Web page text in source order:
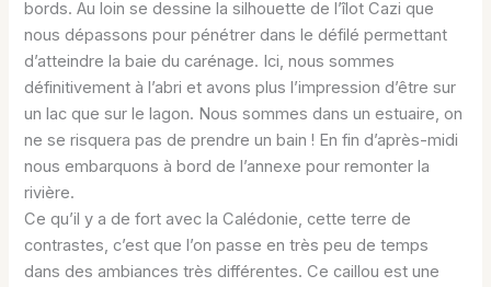
bords. Au loin se dessine la silhouette de l’îlot Cazi que
nous dépassons pour pénétrer dans le défilé permettant
d’atteindre la baie du carénage. Ici, nous sommes
définitivement à l’abri et avons plus l’impression d’être sur
un lac que sur le lagon. Nous sommes dans un estuaire, on
ne se risquera pas de prendre un bain ! En fin d’après-midi
nous embarquons à bord de l’annexe pour remonter la
rivière.
Ce qu’il y a de fort avec la Calédonie, cette terre de
contrastes, c’est que l’on passe en très peu de temps
dans des ambiances très différentes. Ce caillou est une